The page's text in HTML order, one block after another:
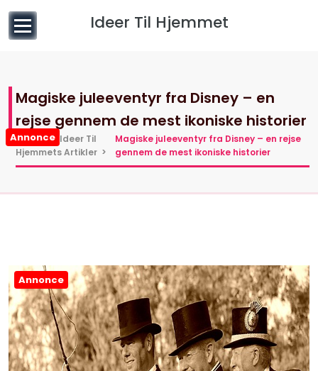
indhold
Ideer Til Hjemmet
Annonce
Magiske juleeventyr fra Disney – en
rejse gennem de mest ikoniske historier
Hjem> Ideer Til
Hjemmets Artikler >
Magiske juleeventyr fra Disney – en rejse
gennem de mest ikoniske historier
Annonce